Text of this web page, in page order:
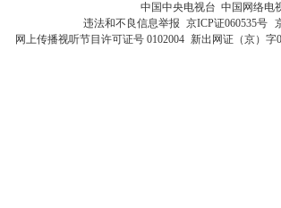
中国中央电视台 中国网络电
违法和不良信息举报 京ICP证060535号
网上传播视听节目许可证号 0102004 新出网证（京）